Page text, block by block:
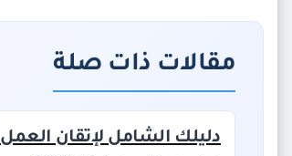
مقالات ذات صلة
دليلك الشامل لإتقان العمل